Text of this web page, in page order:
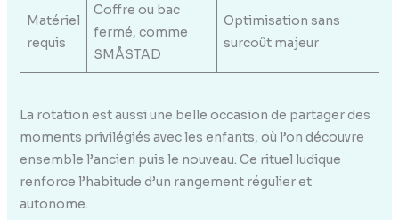
Matériel
requis
Coffre ou bac
fermé, comme
SMÅSTAD
Optimisation sans
surcoût majeur
La rotation est aussi une belle occasion de partager des
moments privilégiés avec les enfants, où l’on découvre
ensemble l’ancien puis le nouveau. Ce rituel ludique
renforce l’habitude d’un rangement régulier et
autonome.